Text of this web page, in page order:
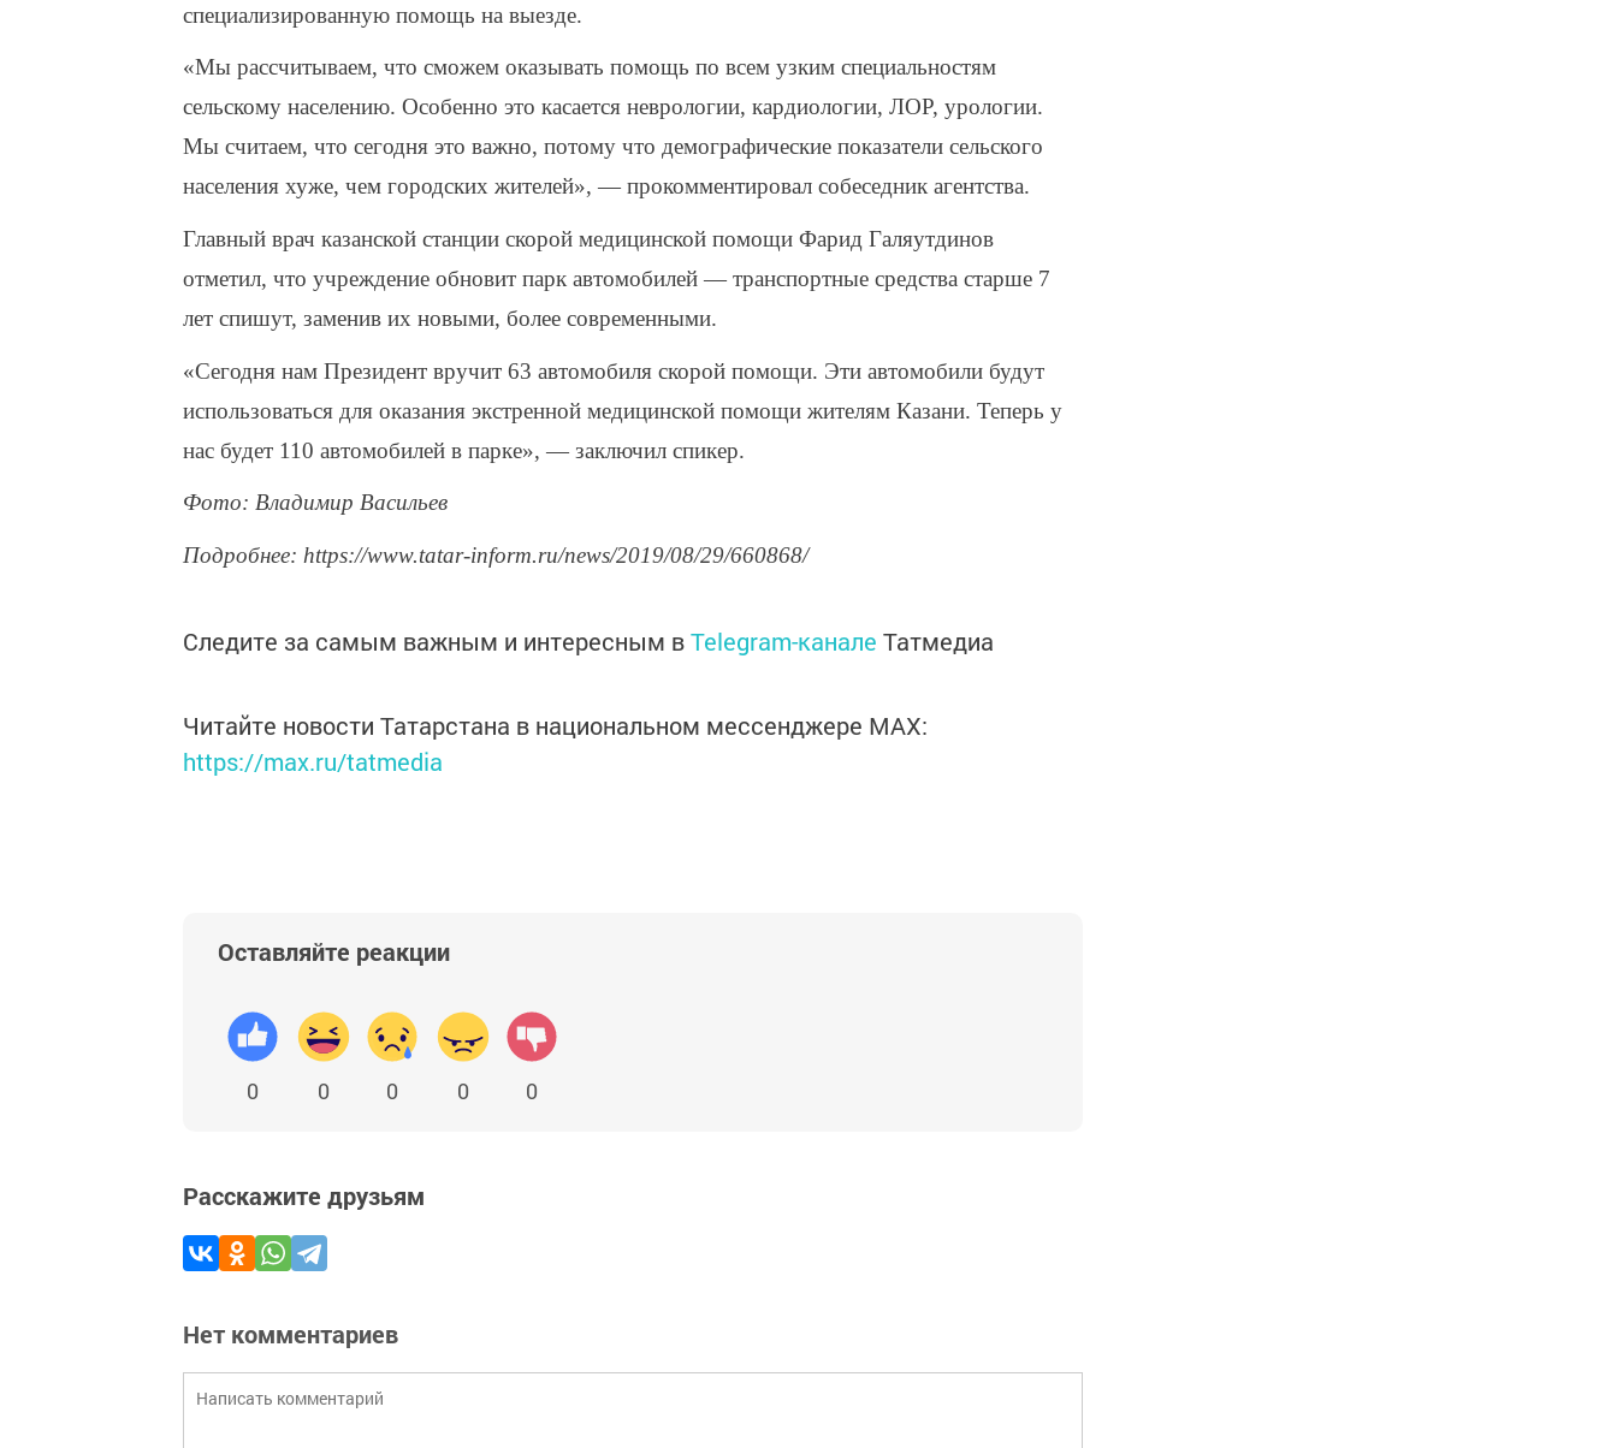
специализированную помощь на выезде.
«Мы рассчитываем, что сможем оказывать помощь по всем узким специальностям
сельскому населению. Особенно это касается неврологии, кардиологии, ЛОР, урологии.
Мы считаем, что сегодня это важно, потому что демографические показатели сельского
населения хуже, чем городских жителей», — прокомментировал собеседник агентства.
Главный врач казанской станции скорой медицинской помощи Фарид Галяутдинов
отметил, что учреждение обновит парк автомобилей — транспортные средства старше 7
лет спишут, заменив их новыми, более современными.
«Сегодня нам Президент вручит 63 автомобиля скорой помощи. Эти автомобили будут
использоваться для оказания экстренной медицинской помощи жителям Казани. Теперь у
нас будет 110 автомобилей в парке», — заключил спикер.
Фото: Владимир Васильев
Подробнее: https://www.tatar-inform.ru/news/2019/08/29/660868/
Следите за самым важным и интересным вTelegram-канале Татмедиа
Читайте новости Татарстана в национальном мессенджере MАХ:
https://max.ru/tatmedia
Оставляйте реакции
0 0 0 0 0
Расскажите друзьям
Нет комментариев